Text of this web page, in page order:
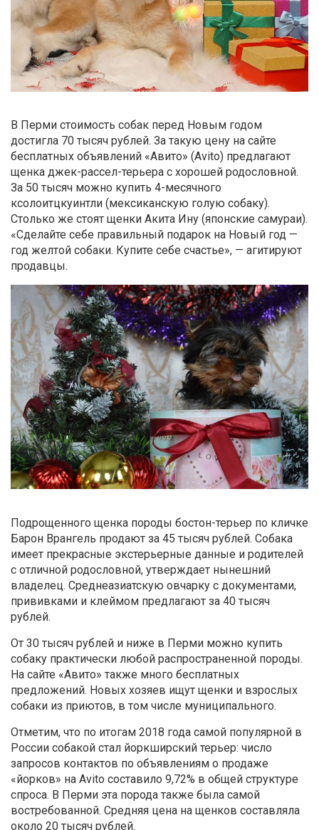
В Перми стоимость собак перед Новым годом
достигла 70 тысяч рублей. За такую цену на сайте
бесплатных объявлений «Авито» (Avito) предлагают
щенка джек-рассел-терьера с хорошей родословной.
За 50 тысяч можно купить 4-месячного
ксолоитцкуинтли (мексиканскую голую собаку).
Столько же стоят щенки Акита Ину (японские самураи).
«Сделайте себе правильный подарок на Новый год —
год желтой собаки. Купите себе счастье», — агитируют
продавцы.
Подрощенного щенка породы бостон-терьер по кличке
Барон Врангель продают за 45 тысяч рублей. Собака
имеет прекрасные экстерьерные данные и родителей
с отличной родословной, утверждает нынешний
владелец. Среднеазиатскую овчарку с документами,
прививками и клеймом предлагают за 40 тысяч
рублей.
От 30 тысяч рублей и ниже в Перми можно купить
собаку практически любой распространенной породы.
На сайте «Авито» также много бесплатных
предложений. Новых хозяев ищут щенки и взрослых
собаки из приютов, в том числе муниципального.
Отметим, что по итогам 2018 года самой популярной в
России собакой стал йоркширский терьер: число
запросов контактов по объявлениям о продаже
«йорков» на Avito составило 9,72% в общей структуре
спроса. В Перми эта порода также была самой
востребованной. Средняя цена на щенков составляла
около 20 тысяч рублей.